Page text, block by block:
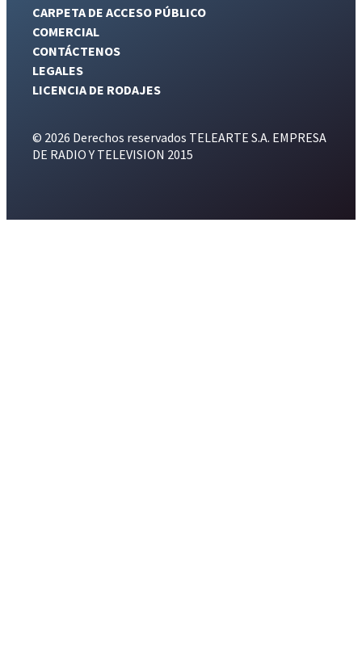
CARPETA DE ACCESO PÚBLICO
COMERCIAL
CONTÁCTENOS
LEGALES
LICENCIA DE RODAJES
© 2026 Derechos reservados TELEARTE S.A. EMPRESA
DE RADIO Y TELEVISION 2015